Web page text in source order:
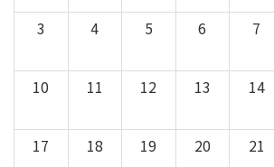
3 4 5 6 7
10 11 12 13 14
17 18 19 20 21